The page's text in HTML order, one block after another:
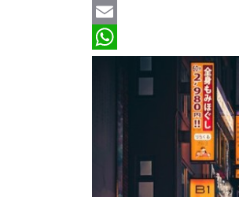
Twitter
Email
WhatsApp